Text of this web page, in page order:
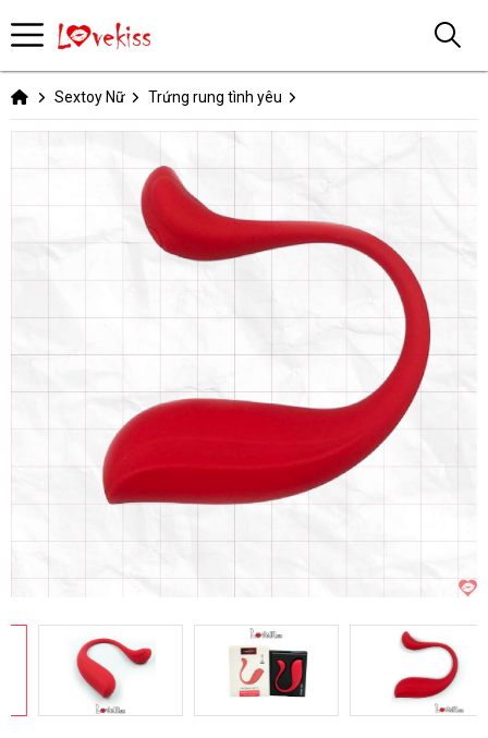
Sextoy Nữ Trứng rung tình yêu